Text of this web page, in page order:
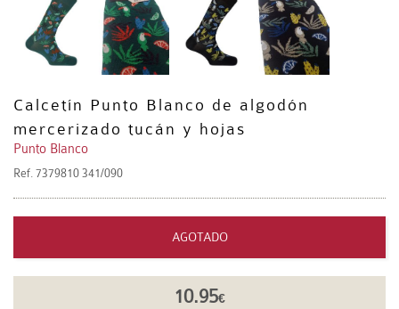
Calcetín Punto Blanco de algodón
mercerizado tucán y hojas
Punto Blanco
Ref. 7379810 341/090
AGOTADO
10.95€